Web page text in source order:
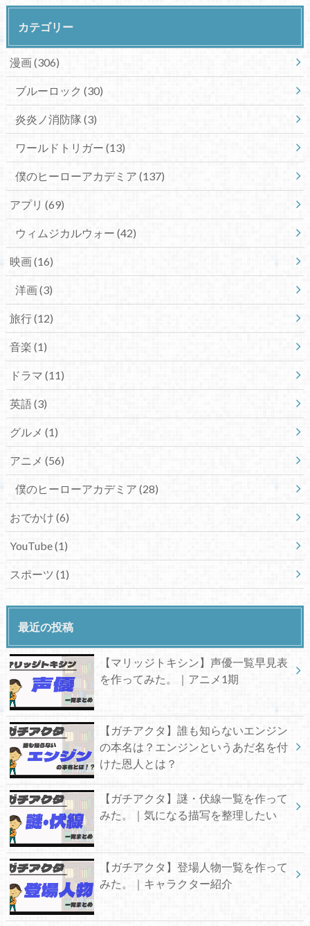
カテゴリー
漫画(306)
ブルーロック (30)
炎炎ノ消防隊 (3)
ワールドトリガー (13)
僕のヒーローアカデミア (137)
アプリ (69)
ウィムジカルウォー (42)
映画(16)
洋画(3)
旅行(12)
音楽 (1)
ドラマ (11)
英語(3)
グルメ (1)
アニメ (56)
僕のヒーローアカデミア (28)
おでかけ (6)
YouTube(1)
スポーツ (1)
最近の投稿
【マリッジトキシン】声優一覧早見表
を作ってみた。｜アニメ1期
【ガチアクタ】誰も知らないエンジン
の本名は？エンジンというあだ名を付
けた恩人とは？
【ガチアクタ】謎・伏線一覧を作って
みた。｜気になる描写を整理したい
【ガチアクタ】登場人物一覧を作って
みた。｜キャラクター紹介